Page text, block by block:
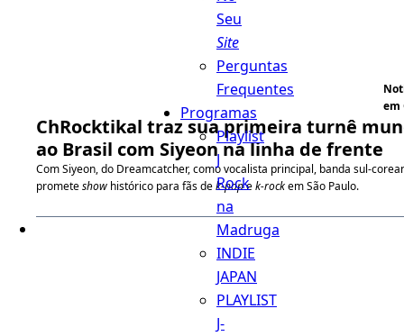
Seu
Site
Perguntas
Frequentes
Programas
Playlist
J
Rock
na
Madruga
INDIE
JAPAN
PLAYLIST
J-
em
ChRocktikal traz sua primeira turnê
ao Brasil com Siyeon na linha de frente
Com Siyeon, do Dreamcatcher, como vocalista principal, banda sul-
prometeshow histórico para fãs dek-popek-rockem São Paulo.